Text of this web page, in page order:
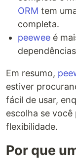
ORM tem
completa.
peewee é
Em resumo,
estiver
fácil de usar,
escolha se
flexibilidade.
Por que